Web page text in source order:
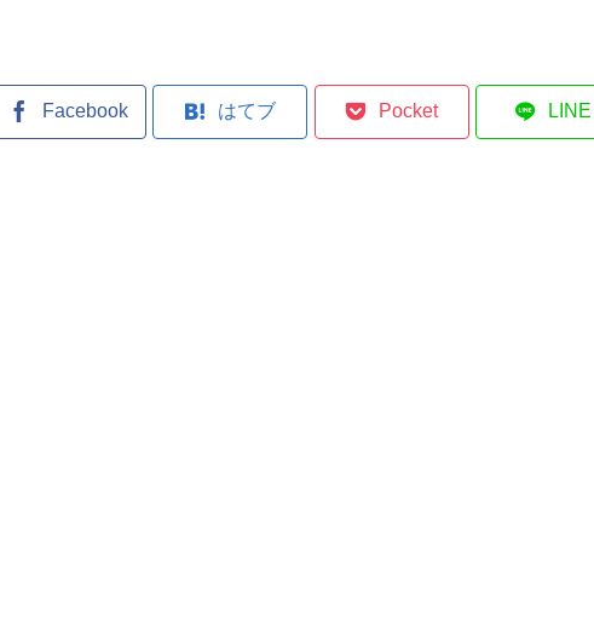
Facebook はてブ Pocket LINE